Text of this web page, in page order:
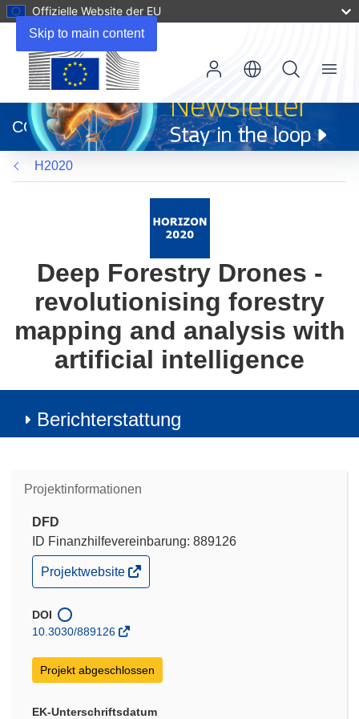
Skip to main content
Offizielle Website der EU
neuem
Fenster)
CORDIS
Menu
H2020
Deep Forestry Drones -
revolutionising forestry
mapping and analysis with
artificial intelligence
Berichterstattung
Projektinformationen
DFD
ID Finanzhilfevereinbarung: 889126
(öffnet
in
Fenster)
Projektwebsite
DOI
10.3030/889126
Projekt abgeschlossen
EK-Unterschriftsdatum